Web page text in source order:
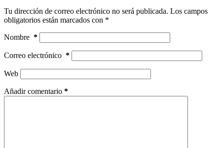
Tu dirección de correo electrónico no será publicada. Los campos
obligatorios están marcados con *
Nombre *
Correo electrónico *
Web
Añadir comentario *